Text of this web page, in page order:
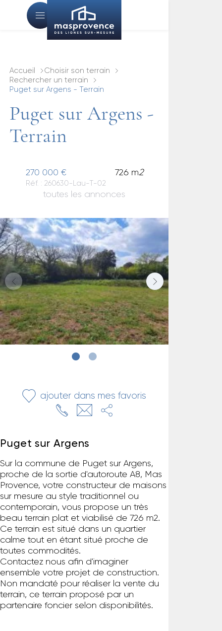
Accueil
Choisir son terrain
Rechercher un terrain
Puget sur Argens - Terrain
Puget sur Argens -
Terrain
270 000 € 726 m2
Réf. : 260630-Lau-T-02
toutes les annonces
ajouter dans mes favoris
Puget sur Argens
Sur la commune de Puget sur Argens,
proche de la sortie d'autoroute A8, Mas
Provence, votre constructeur de maisons
sur mesure au style traditionnel ou
contemporain, vous propose un très
beau terrain plat et viabilisé de 726 m2.
Ce terrain est situé dans un quartier
calme tout en étant situé proche de
toutes commodités.
Contactez nous afin d'imaginer
ensemble votre projet de construction.
Non mandaté pour réaliser la vente du
terrain, ce terrain proposé par un
partenaire foncier selon disponibilités.